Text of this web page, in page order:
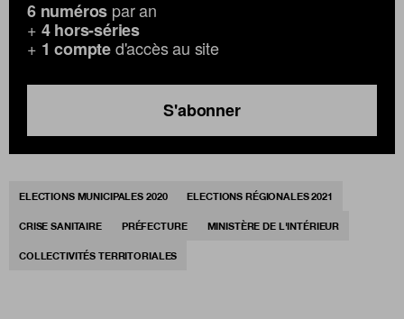
6 numéros par an
+ 4 hors-séries
+ 1 compted'accès au site
S'abonner
ELECTIONS MUNICIPALES 2020 ELECTIONS RÉGIONALES 2021
CRISE SANITAIRE PRÉFECTURE MINISTÈRE DE L'INTÉRIEUR
COLLECTIVITÉS TERRITORIALES